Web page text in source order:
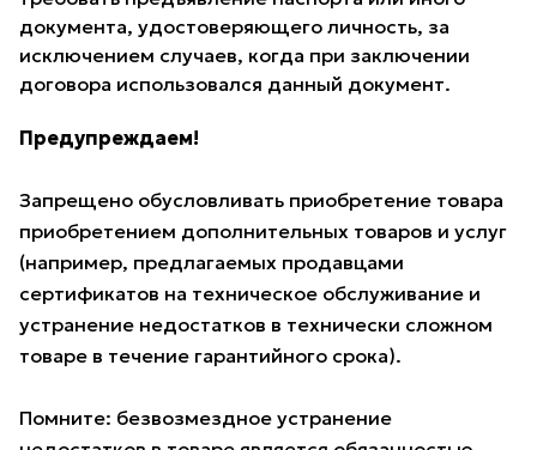
документа, удостоверяющего личность, за
исключением случаев, когда при заключении
договора использовался данный документ.
Предупреждаем!
Запрещено обусловливать приобретение товара
приобретением дополнительных товаров и услуг
(например, предлагаемых продавцами
сертификатов на техническое обслуживание и
устранение недостатков в технически сложном
товаре в течение гарантийного срока).
Помните: безвозмездное устранение